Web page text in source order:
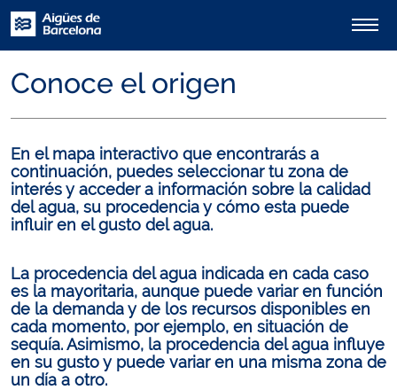
Conoce el origen
En el mapa interactivo que encontrarás a
continuación, puedes seleccionar tu zona de
interés y acceder a información sobre la calidad
del agua, su procedencia y cómo esta puede
influir en el gusto del agua.
La procedencia del agua indicada en cada caso
es la mayoritaria, aunque puede variar en función
de la demanda y de los recursos disponibles en
cada momento, por ejemplo, en situación de
sequía. Asimismo, la procedencia del agua influye
en su gusto y puede variar en una misma zona de
un día a otro.